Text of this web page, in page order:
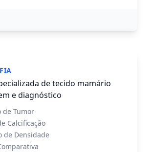
de tecido mamário
e diagnóstico
de Tumor
Calcificação
de Densidade